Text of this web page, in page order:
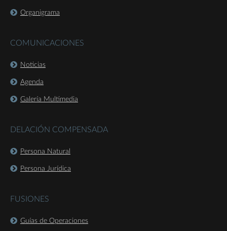
Organigrama
COMUNICACIONES
Noticias
Agenda
Galería Multimedia
DELACIÓN COMPENSADA
Persona Natural
Persona Jurídica
FUSIONES
Guías de Operaciones